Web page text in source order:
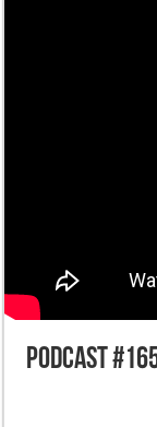
Podcast